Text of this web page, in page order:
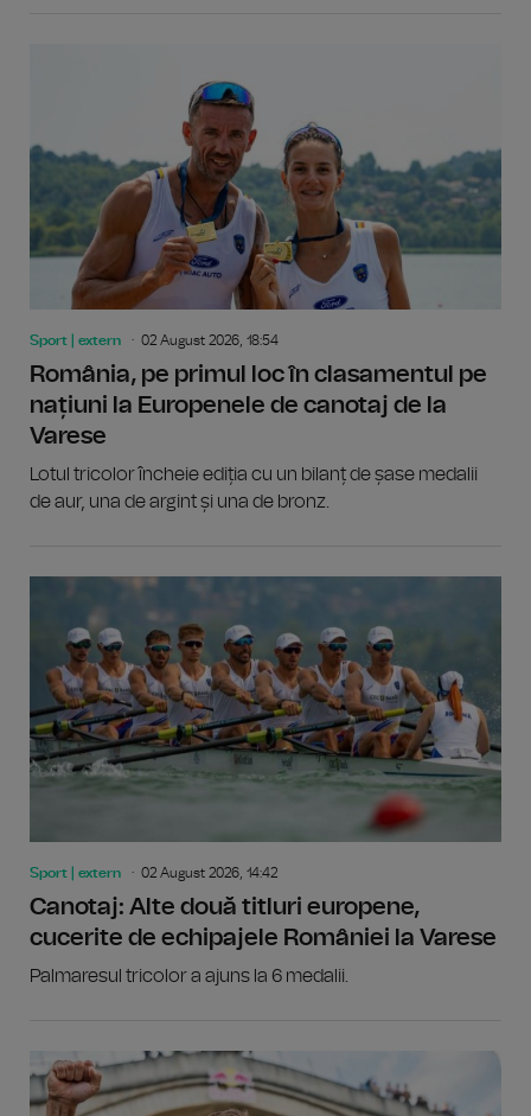
Sport | extern 02 August 2026, 18:54
România, pe primul loc în clasamentul pe
națiuni la Europenele de canotaj de la
Varese
Lotul tricolor încheie ediția cu un bilanț de șase medalii
de aur, una de argint și una de bronz.
Sport | extern 02 August 2026, 14:42
Canotaj: Alte două titluri europene,
cucerite de echipajele României la Varese
Palmaresul tricolor a ajuns la 6 medalii.